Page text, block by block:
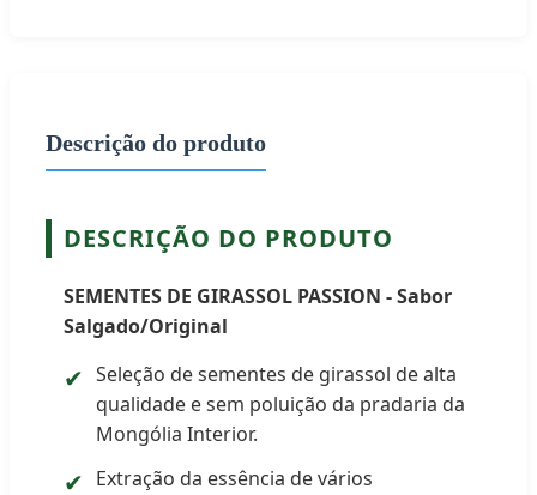
Descrição do produto
DESCRIÇÃO DO PRODUTO
SEMENTES DE GIRASSOL PASSION - Sabor
Salgado/Original
✔ Seleção de sementes de girassol de alta
qualidade e sem poluição da pradaria da
Mongólia Interior.
✔ Extração da essência de vários